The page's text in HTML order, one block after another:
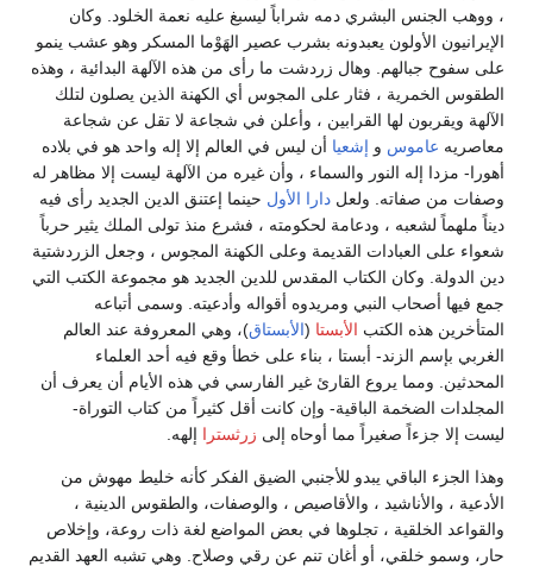
، ووهب الجنس البشري دمه شراباً ليسبغ عليه نعمة الخلود. وكان
الإيرانيون الأولون يعبدونه بشرب عصير الهَوْما المسكر وهو عشب ينمو
على سفوح جبالهم. وهال زردشت ما رأى من هذه الآلهة البدائية ، وهذه
الطقوس الخمرية ، فثار على المجوس أي الكهنة الذين يصلون لتلك
الآلهة ويقربون لها القرابين ، وأعلن في شجاعة لا تقل عن شجاعة
معاصريه عاموس و إشعيا أن ليس في العالم إلا إله واحد هو في بلاده
أهورا- مزدا إله النور والسماء ، وأن غيره من الآلهة ليست إلا مظاهر له
وصفات من صفاته. ولعل دارا الأول حينما إعتنق الدين الجديد رأى فيه
ديناً ملهماً لشعبه ، ودعامة لحكومته ، فشرع منذ تولى الملك يثير حرباً
شعواء على العبادات القديمة وعلى الكهنة المجوس ، وجعل الزردشتية
دين الدولة. وكان الكتاب المقدس للدين الجديد هو مجموعة الكتب التي
جمع فيها أصحاب النبي ومريدوه أقواله وأدعيته. وسمى أتباعه
المتأخرين هذه الكتب الأبستا (الأبستاق)، وهي المعروفة عند العالم
الغربي بإسم الزند- أبستا ، بناء على خطأ وقع فيه أحد العلماء
المحدثين. ومما يروع القارئ غير الفارسي في هذه الأيام أن يعرف أن
المجلدات الضخمة الباقية- وإن كانت أقل كثيراً من كتاب التوراة-
ليست إلا جزءاً صغيراً مما أوحاه إلى زرثسترا إلهه.
وهذا الجزء الباقي يبدو للأجنبي الضيق الفكر كأنه خليط مهوش من
الأدعية ، والأناشيد ، والأقاصيص ، والوصفات، والطقوس الدينية ،
والقواعد الخلقية ، تجلوها في بعض المواضع لغة ذات روعة، وإخلاص
حار، وسمو خلقي، أو أغان تنم عن رقي وصلاح. وهي تشبه العهد القديم